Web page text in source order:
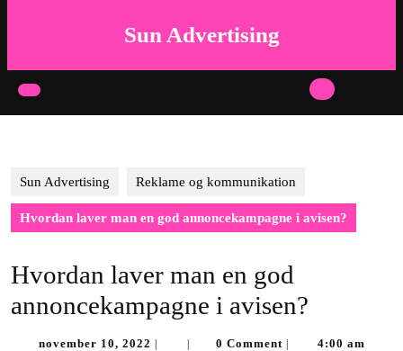
Sun Advertising
Open
Sun Advertising Reklame og kommunikation
Hvordan laver man en god annoncekampagne i avisen?
Hvordan laver man en god
annoncekampagne i avisen?
november 10, 2022 november
0 Comment 4:00 am